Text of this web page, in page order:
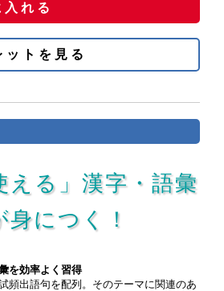
入れる
ットを見る
える」漢字・語彙
身につく！
を効率よく習得
頻出語句を配列。そのテーマに関連のあ